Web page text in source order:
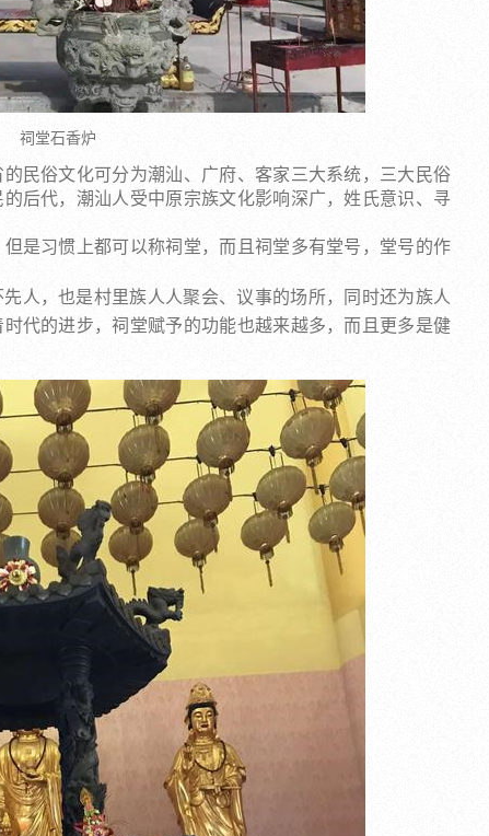
祠堂石香炉
民俗文化可分为潮汕、广府、客家三大系统，三大民俗
后代，潮汕人受中原宗族文化影响深广，姓氏意识、寻
是习惯上都可以称祠堂，而且祠堂多有堂号，堂号的作
人，也是村里族人人聚会、议事的场所，同时还为族人
代的进步，祠堂赋予的功能也越来越多，而且更多是健